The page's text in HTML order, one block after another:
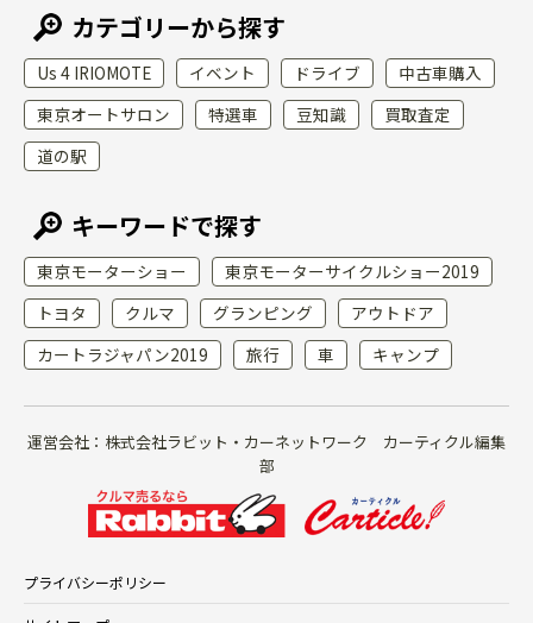
カテゴリーから探す
Us 4 IRIOMOTE イベント ドライブ
中古車購入
東京オートサロン
特選車 豆知識
買取査定
道の駅
キーワードで探す
東京モーターショー
東京モーターサイクルショー2019
トヨタ
クルマ グランピング
アウトドア
カートラジャパン2019
旅行 車 キャンプ
運営会社：株式会社ラビット・カーネットワーク カーティクル編集
部
プライバシーポリシー